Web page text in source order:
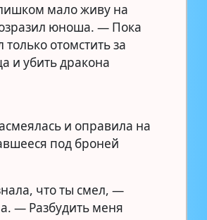
мало живу на
юноша. — Пока
только отомстить за
и убить дракона
и оправила на
под броней
что ты смел, —
— Разбудить меня